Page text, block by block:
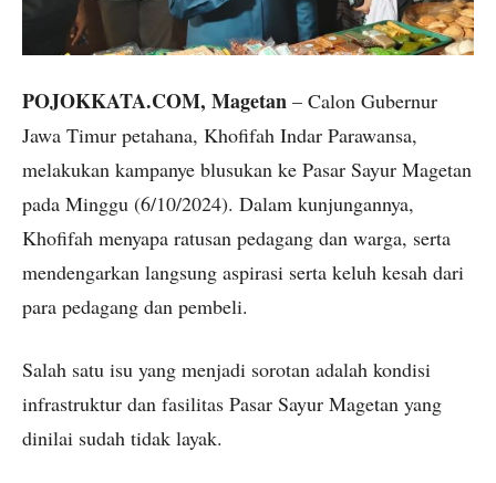
POJOKKATA.COM, Magetan – Calon Gubernur
Jawa Timur petahana, Khofifah Indar Parawansa,
melakukan kampanye blusukan ke Pasar Sayur Magetan
pada Minggu (6/10/2024). Dalam kunjungannya,
Khofifah menyapa ratusan pedagang dan warga, serta
mendengarkan langsung aspirasi serta keluh kesah dari
para pedagang dan pembeli.
Salah satu isu yang menjadi sorotan adalah kondisi
infrastruktur dan fasilitas Pasar Sayur Magetan yang
dinilai sudah tidak layak.